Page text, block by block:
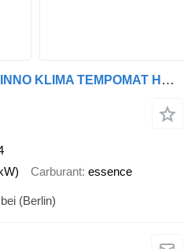
Opel Corsa 1.4 Twinport INNO KLIMA TEMPOMAT HU/AU NEU
Carburant essence
(Berlin)